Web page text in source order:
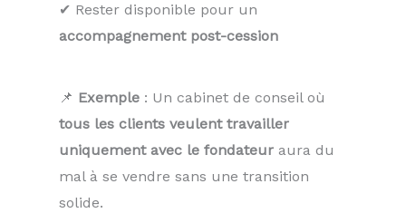
✔ Rester disponible pour un
accompagnement post-cession
📌 Exemple : Un cabinet de conseil où
tous les clients veulent travailler
uniquement avec le fondateur aura du
mal à se vendre sans une transition
solide.